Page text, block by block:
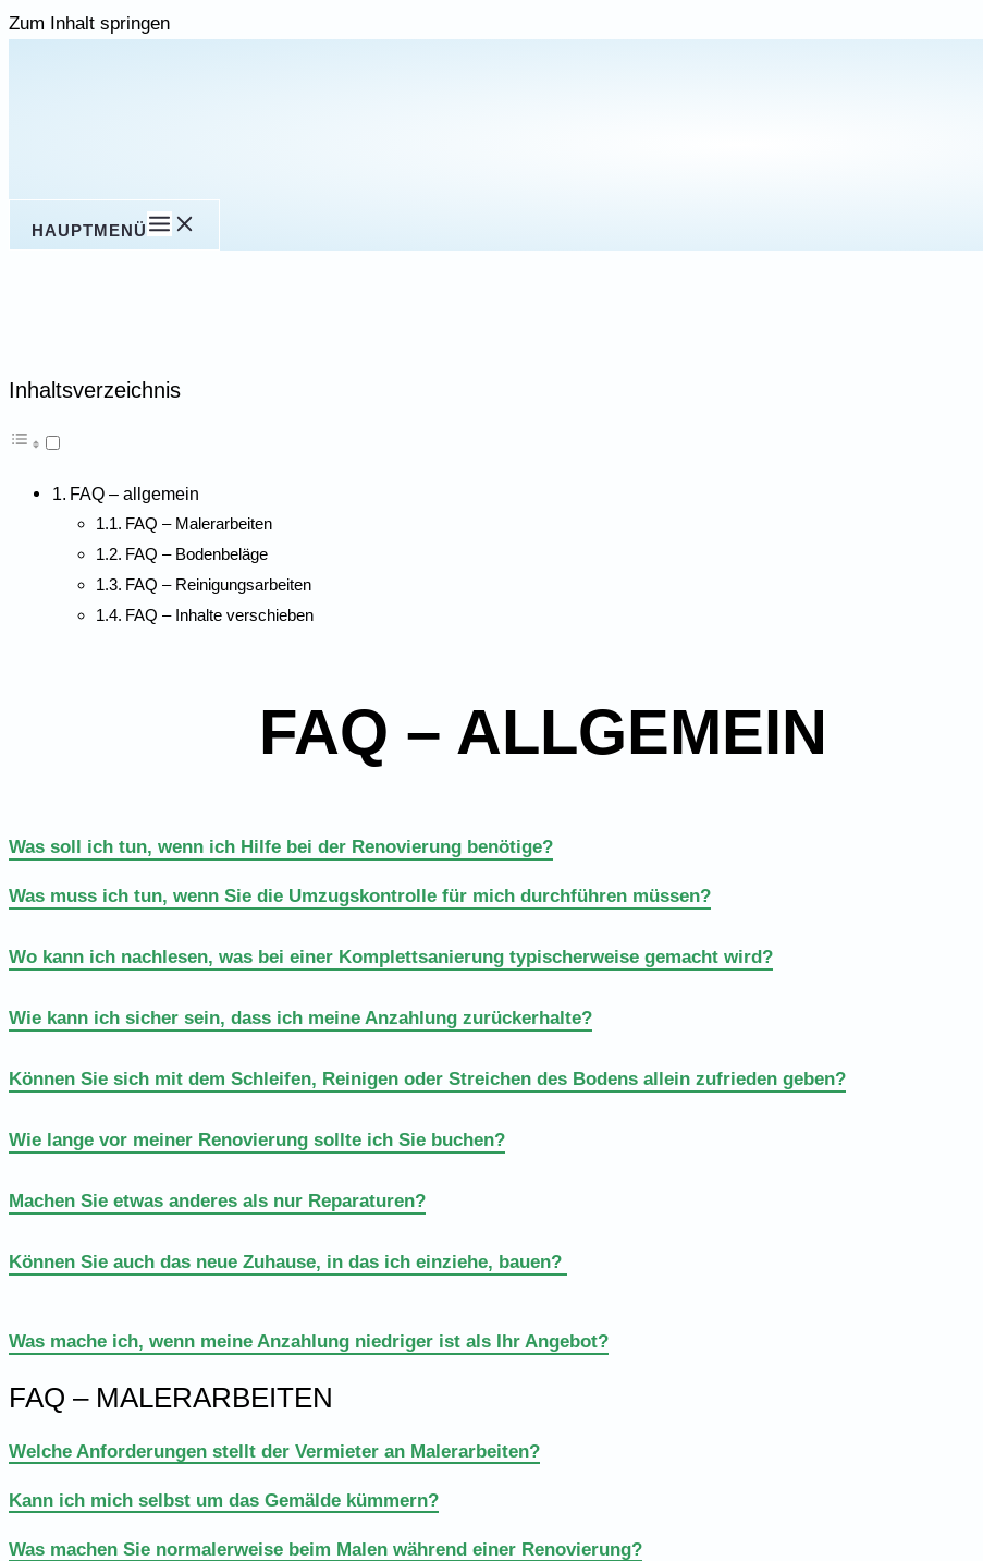
Zum Inhalt springen
HAUPTMENÜ
Inhaltsverzeichnis
FAQ – allgemein
FAQ – Malerarbeiten
FAQ – Bodenbeläge
FAQ – Reinigungsarbeiten
FAQ – Inhalte verschieben
FAQ – ALLGEMEIN
Was soll ich tun, wenn ich Hilfe bei der Renovierung benötige?
Was muss ich tun, wenn Sie die Umzugskontrolle für mich durchführen müssen?
Wo kann ich nachlesen, was bei einer Komplettsanierung typischerweise gemacht wird?
Wie kann ich sicher sein, dass ich meine Anzahlung zurückerhalte?
Können Sie sich mit dem Schleifen, Reinigen oder Streichen des Bodens allein zufrieden geben?
Wie lange vor meiner Renovierung sollte ich Sie buchen?
Machen Sie etwas anderes als nur Reparaturen?
Können Sie auch das neue Zuhause, in das ich einziehe, bauen?
Was mache ich, wenn meine Anzahlung niedriger ist als Ihr Angebot?
FAQ – MALERARBEITEN
Welche Anforderungen stellt der Vermieter an Malerarbeiten?
Kann ich mich selbst um das Gemälde kümmern?
Was machen Sie normalerweise beim Malen während einer Renovierung?